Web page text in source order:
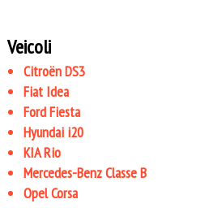
Veicoli
Citroën DS3
Fiat Idea
Ford Fiesta
Hyundai i20
KIA Rio
Mercedes-Benz Classe B
Opel Corsa